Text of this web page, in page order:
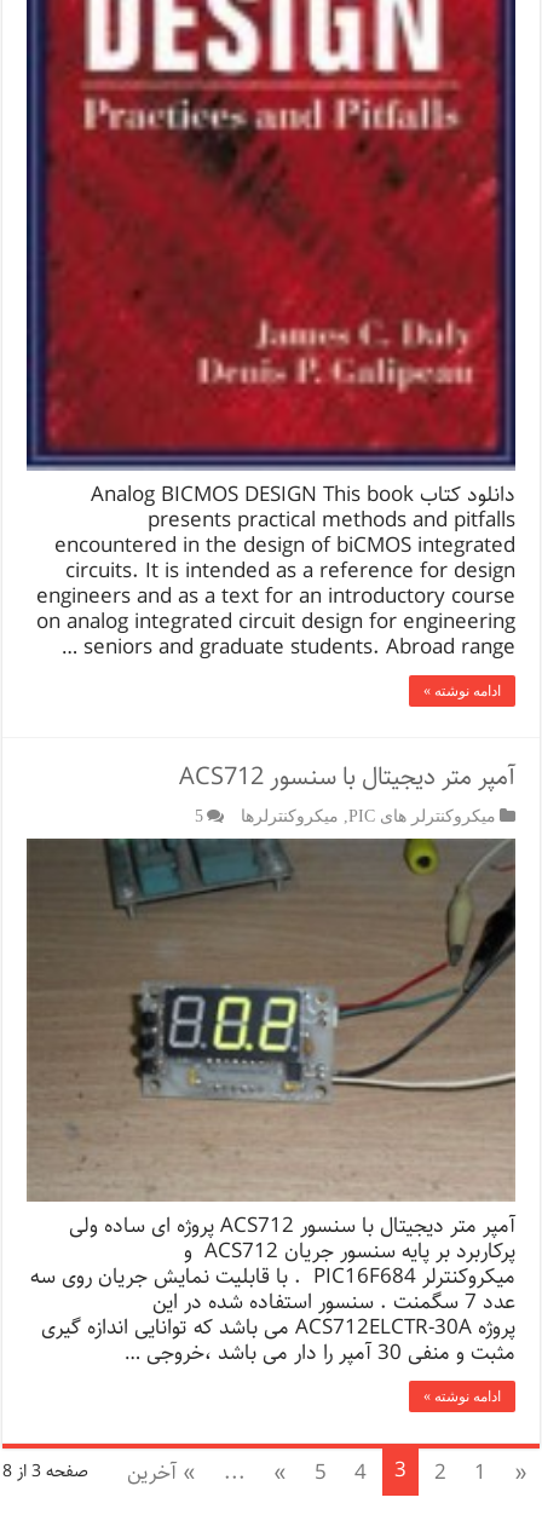
دانلود کتاب Analog BICMOS DESIGN This book
presents practical methods and pitfalls
encountered in the design of biCMOS integrated
circuits. It is intended as a reference for design
engineers and as a text for an introductory course
on analog integrated circuit design for engineering
seniors and graduate students. Abroad range …
ادامه نوشته »
آمپر متر دیجیتال با سنسور ACS712
میکروکنترلر های PIC میکروکنترلرها 5
آمپر متر دیجیتال با سنسور ACS712 پروژه ای ساده ولی
پرکاربرد بر پایه سنسور جریان ACS712 و
میکروکنترلر PIC16F684 . با قابلیت نمایش جریان روی سه
عدد 7 سگمنت . سنسور استفاده شده در این
پروژه ACS712ELCTR-30A می باشد که توانایی اندازه گیری
مثبت و منفی 30 آمپر را دار می باشد ،خروجی …
ادامه نوشته »
صفحه 3 از 8 «
1
2
3
4
5
»
... » آخرین